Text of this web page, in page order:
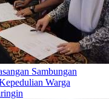
Sambungan
Warga